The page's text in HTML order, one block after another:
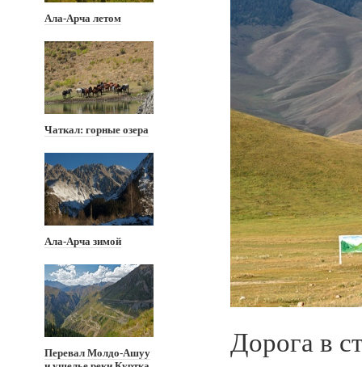
Ала-Арча летом
Чаткал: горные озера
Ала-Арча зимой
Перевал Молдо-Ашуу
Дорога в